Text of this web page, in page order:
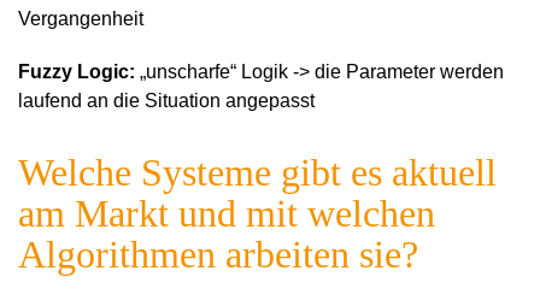
Vergangenheit
Fuzzy Logic: „unscharfe“ Logik -> die Parameter werden
laufend an die Situation angepasst
Welche Systeme gibt es aktuell
am Markt und mit welchen
Algorithmen arbeiten sie?